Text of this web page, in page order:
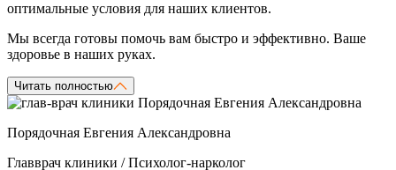
оптимальные условия для наших клиентов.
Мы всегда готовы помочь вам быстро и эффективно. Ваше
здоровье в наших руках.
Читать полностью
Порядочная Евгения Александровна
Главврач клиники / Психолог-нарколог